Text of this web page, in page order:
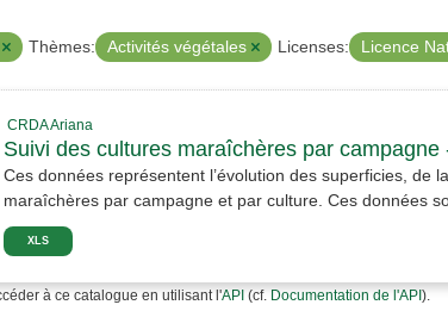
Thèmes: Activités végétales Licenses: Licence
CRDA Ariana
Suivi des cultures maraîchères par campagne
Ces données représentent l’évolution des superficies, de
maraîchères par campagne et par culture. Ces données
XLS
à ce catalogue en utilisant l'API (cf. Documentation de l'API ).